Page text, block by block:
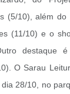
(5/10), além
(11/10) e o
destaque
O Sarau
28/10, no